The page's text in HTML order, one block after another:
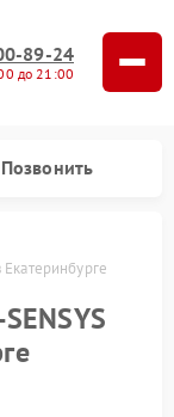
89-24
до 21:00
Позвонить